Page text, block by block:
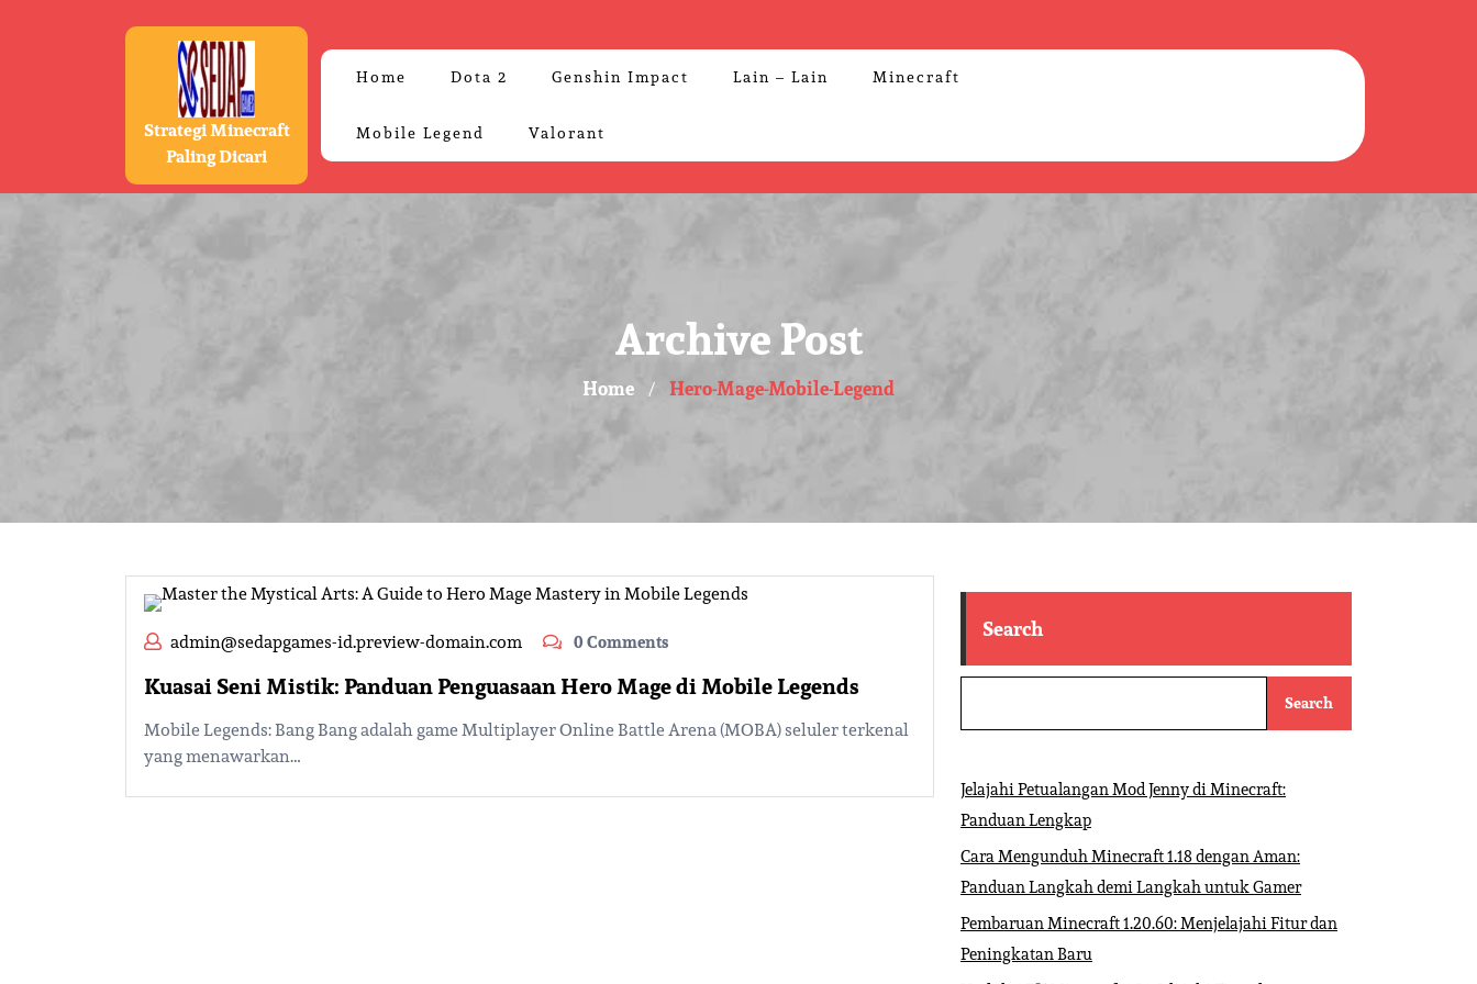
Strategi Minecraft
Paling Dicari
Home Dota 2 Genshin Impact Lain – Lain Minecraft
Mobile Legend Valorant
Archive Post
Home / Hero-Mage-Mobile-Legend
admin@sedapgames-id.preview-domain.com 0 Comments
Kuasai Seni Mistik: Panduan Penguasaan Hero Mage di Mobile Legends
Mobile Legends: Bang Bang adalah game Multiplayer Online Battle Arena (MOBA) seluler terkenal
yang menawarkan…
Search
Search
Jelajahi Petualangan Mod Jenny di Minecraft:
Panduan Lengkap
Cara Mengunduh Minecraft 1.18 dengan Aman:
Panduan Langkah demi Langkah untuk Gamer
Pembaruan Minecraft 1.20.60: Menjelajahi Fitur dan
Peningkatan Baru